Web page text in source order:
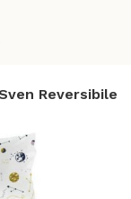
Reversibile